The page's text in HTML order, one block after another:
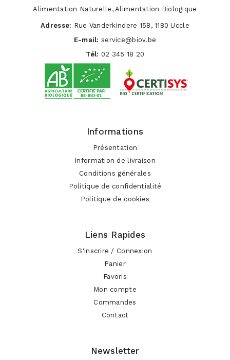
Alimentation Naturelle, Alimentation Biologique
Adresse: Rue Vanderkindere 158, 1180 Uccle
E-mail: service@biov.be
Tél: 02 345 18 20
Informations
Présentation
Information de livraison
Conditions générales
Politique de confidentialité
Politique de cookies
Liens Rapides
S'inscrire / Connexion
Panier
Favoris
Mon compte
Commandes
Contact
Newsletter